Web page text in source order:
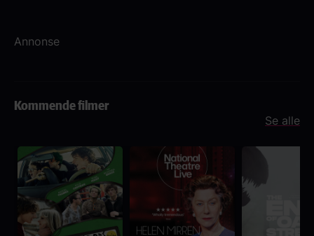
Annonse
Se alle
Kommende filmer